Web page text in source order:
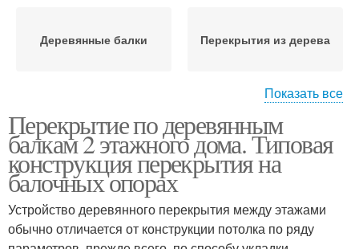
Деревянные балки Перекрытия из дерева
Перекрытие в доме
перекрытия
Требования к
межэтажным
перекрытиям
Деревянные
перекрытия
Показать все
Перекрытие по деревянным
балкам 2 этажного дома. Типовая
конструкция перекрытия на
балочных опорах
Устройство деревянного перекрытия между этажами
обычно отличается от конструкции потолка по ряду